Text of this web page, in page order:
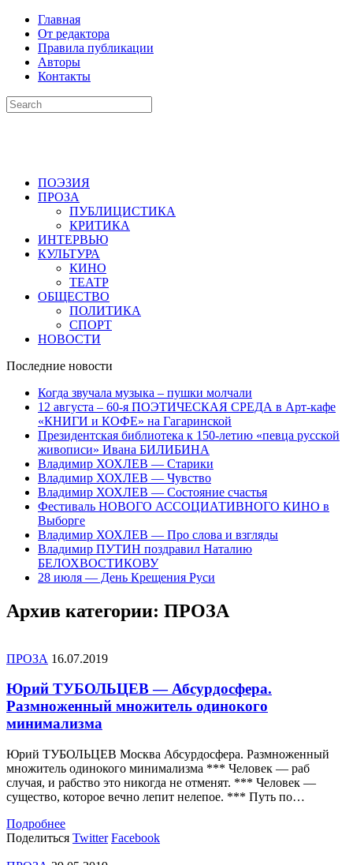
Главная
От редактора
Правила публикации
Авторы
Контакты
ПОЭЗИЯ
ПРОЗА
ПУБЛИЦИСТИКА
КРИТИКА
ИНТЕРВЬЮ
КУЛЬТУРА
КИНО
ТЕАТР
ОБЩЕСТВО
ПОЛИТИКА
СПОРТ
НОВОСТИ
Последние новости
Когда звучала музыка – пушки молчали
12 августа – 60-я ПОЭТИЧЕСКАЯ СРЕДА в Арт-кафе
«КНИГИ и КОФЕ» на Гагаринской
Президентская библиотека к 150-летию «певца русской
живописи» Ивана БИЛИБИНА
Владимир ХОХЛЕВ — Старики
Владимир ХОХЛЕВ — Чувство
Владимир ХОХЛЕВ — Состояние счастья
Фестиваль НОВОГО АССОЦИАТИВНОГО КИНО в
Выборге
Владимир ХОХЛЕВ — Про слова и взгляды
Владимир ПУТИН поздравил Наталию
БЕЛОХВОСТИКОВУ
28 июля — День Крещения Руси
Архив категории: ПРОЗА
ПРОЗА 16.07.2019
Юрий ТУБОЛЬЦЕВ — Абсурдосфера.
Размноженный множитель одинокого
минимализма
Юрий ТУБОЛЬЦЕВ Москва Абсурдосфера. Размноженный
множитель одинокого минимализма *** Человек — раб
случая, и рабство это никогда не отменят. *** Человек —
существо, которое вечно лепит нелепое. *** Путь по…
Подробнее
Поделиться Twitter Facebook